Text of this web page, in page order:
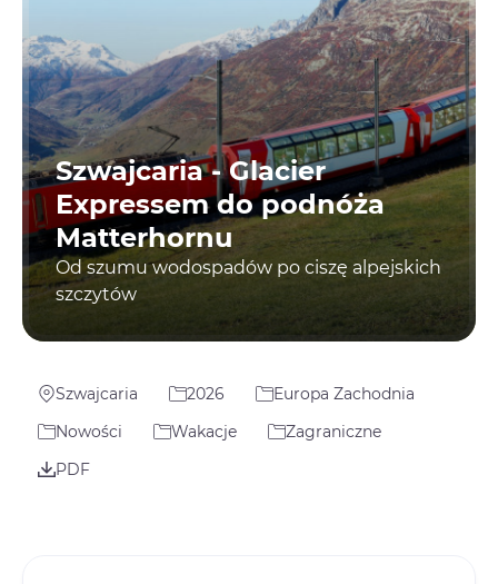
Szwajcaria - Glacier
Expressem do podnóża
Matterhornu
Od szumu wodospadów po ciszę alpejskich
szczytów
Szwajcaria 2026
Europa Zachodnia
Nowości
Wakacje
Zagraniczne
PDF